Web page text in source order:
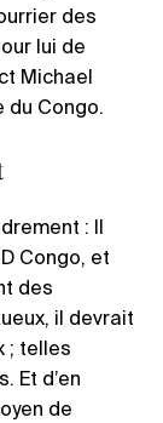
des
lui de
Michael
du Congo.
: Il
Congo, et
des
il devrait
; telles
Et d’en
de